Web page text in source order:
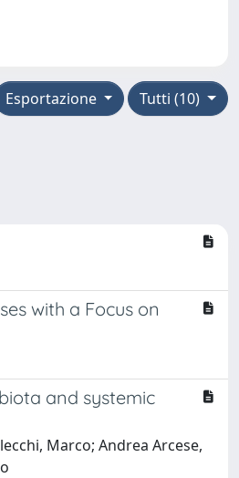
Tutti (10)
Esportazione
with a Focus on
and systemic
Marco; Andrea Arcese,